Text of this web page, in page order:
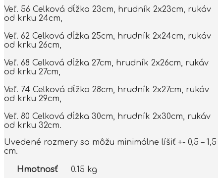
Veľ. 56 Celková dĺžka 23cm, hrudník 2x23cm, rukáv
od krku 24cm,
Veľ. 62 Celková dĺžka 25cm, hrudník 2x24cm, rukáv
od krku 26cm,
Veľ. 68 Celková dĺžka 27cm, hrudník 2x26cm, rukáv
od krku 27cm,
Veľ. 74 Celková dĺžka 28cm, hrudník 2x27cm, rukáv
od krku 29cm,
Veľ. 80 Celková dĺžka 30cm, hrudník 2x30cm, rukáv
od krku 32cm.
Uvedené rozmery sa môžu minimálne líšiť +- 0,5 – 1,5
cm.
Hmotnosť 0.15 kg